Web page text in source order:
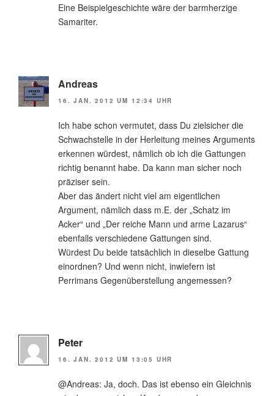
Eine Beispielgeschichte wäre der barmherzige
Samariter.
Andreas
16. JAN. 2012 UM 12:34 UHR
Ich habe schon vermutet, dass Du zielsicher die
Schwachstelle in der Herleitung meines Arguments
erkennen würdest, nämlich ob ich die Gattungen
richtig benannt habe. Da kann man sicher noch
präziser sein.
Aber das ändert nicht viel am eigentlichen
Argument, nämlich dass m.E. der „Schatz im
Acker“ und „Der reiche Mann und arme Lazarus“
ebenfalls verschiedene Gattungen sind.
Würdest Du beide tatsächlich in dieselbe Gattung
einordnen? Und wenn nicht, inwiefern ist
Perrimans Gegenüberstellung angemessen?
Peter
16. JAN. 2012 UM 13:05 UHR
@Andreas: Ja, doch. Das ist ebenso ein Gleichnis